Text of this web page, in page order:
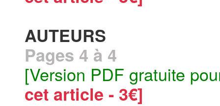
AUTEURS
Pages 4 à 4
[Version PDF gratuite
cet article - 3€]